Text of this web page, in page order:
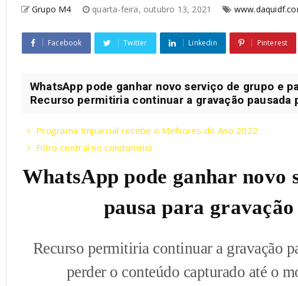
Grupo M4 quarta-feira, outubro 13, 2021
Facebook Twitter Linkedin Pinterest
WhatsApp pode ganhar novo serviço de grupo e
Recurso permitiria continuar a gravação pausada
Programa Imparcial recebe o Melhores do Ano 2022
Filtro central no condominio
WhatsApp pode ganhar novo
pausa para
Recurso permitiria continuar a gravação
perder o conteúdo capturado até o